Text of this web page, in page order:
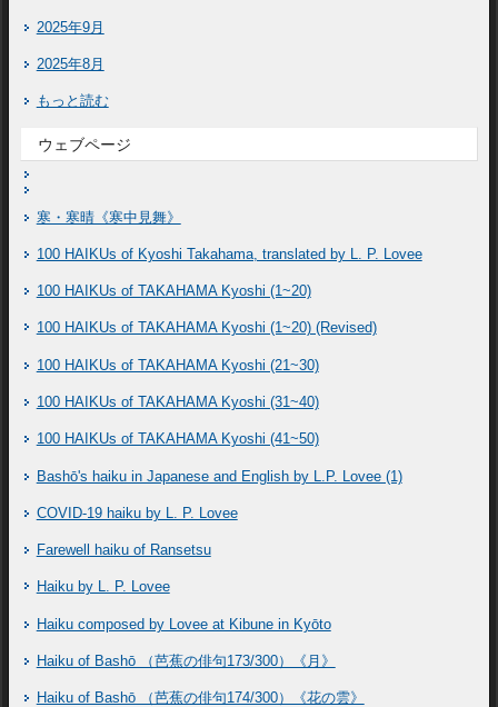
2025年9月
2025年8月
もっと読む
ウェブページ
寒・寒晴《寒中見舞》
100 HAIKUs of Kyoshi Takahama, translated by L. P. Lovee
100 HAIKUs of TAKAHAMA Kyoshi (1~20)
100 HAIKUs of TAKAHAMA Kyoshi (1~20) (Revised)
100 HAIKUs of TAKAHAMA Kyoshi (21~30)
100 HAIKUs of TAKAHAMA Kyoshi (31~40)
100 HAIKUs of TAKAHAMA Kyoshi (41~50)
Bashō's haiku in Japanese and English by L.P. Lovee (1)
COVID-19 haiku by L. P. Lovee
Farewell haiku of Ransetsu
Haiku by L. P. Lovee
Haiku composed by Lovee at Kibune in Kyōto
Haiku of Bashō （芭蕉の俳句173/300）《月》
Haiku of Bashō （芭蕉の俳句174/300）《花の雲》